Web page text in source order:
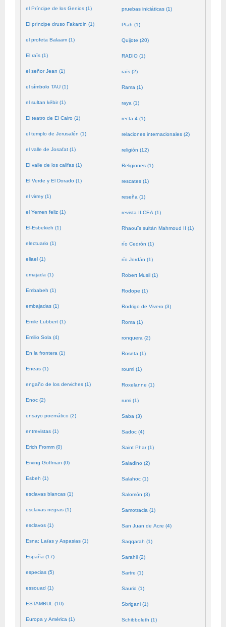
el Príncipe de los Genios (1)
El príncipe druso Fakardin (1)
el profeta Balaam (1)
El raïs (1)
el señor Jean (1)
el símbolo TAU (1)
el sultan kébir (1)
El teatro de El Cairo (1)
el templo de Jerusalén (1)
el valle de Josafat (1)
El valle de los califas (1)
El Verde y El Dorado (1)
el virrey (1)
el Yemen feliz (1)
El-Esbekieh (1)
electuario (1)
eliael (1)
emajada (1)
Embabeh (1)
embajadas (1)
Emile Lubbert (1)
Emilio Sola (4)
En la frontera (1)
Eneas (1)
engaño de los derviches (1)
Enoc (2)
ensayo poemático (2)
entrevistas (1)
Erich Fromm (0)
Erving Goffman (0)
Esbeh (1)
esclavas blancas (1)
esclavas negras (1)
esclavos (1)
Esna; Laïas y Aspasias (1)
España (17)
especias (5)
essouad (1)
ESTAMBUL (10)
Europa y América (1)
pruebas iniciáticas (1)
Ptah (1)
Quijote (20)
RADIO (1)
raïs (2)
Rama (1)
raya (1)
recta 4 (1)
relaciones internacionales (2)
religión (12)
Religiones (1)
rescates (1)
reseña (1)
revista ILCEA (1)
Rhaouïs sultán Mahmoud II (1)
río Cedrón (1)
río Jordán (1)
Robert Musil (1)
Rodope (1)
Rodrigo de Vivero (3)
Roma (1)
ronquera (2)
Roseta (1)
roumi (1)
Roxelanne (1)
rumi (1)
Saba (3)
Sadoc (4)
Saint Phar (1)
Saladino (2)
Salahoc (1)
Salomón (3)
Samotracia (1)
San Juan de Acre (4)
Saqqarah (1)
Sarahil (2)
Sartre (1)
Saurid (1)
Sbrigani (1)
Schibboleth (1)